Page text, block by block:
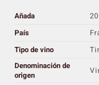
Añada
País
Tipo de vino
Denominación de
origen